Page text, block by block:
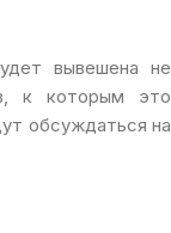
вывешена не
к которым это
обсуждаться на